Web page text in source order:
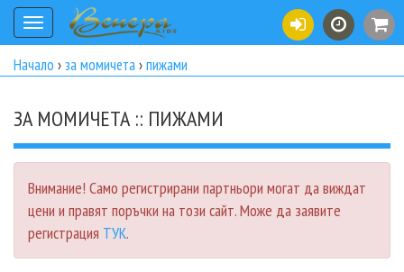
Toggle
navigation
Начало ›за момичета›пижами
ЗА МОМИЧЕТА :: ПИЖАМИ
Внимание! Само регистрирани партньори могат да виждат
цени и правят поръчки на този сайт. Може да заявите
регистрация ТУК.